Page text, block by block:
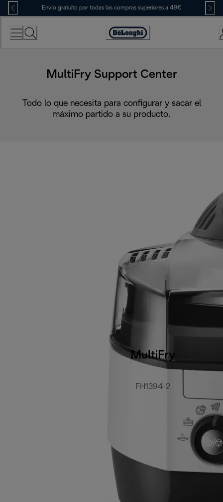
Skip
to
Content
Envío gratuito por todas las compras superiores a 49€
Accessibility
MultiFry Support Center
Todo lo que necesita para configurar y sacar el
máximo partido a su producto.
MultiFry
FH1394-2